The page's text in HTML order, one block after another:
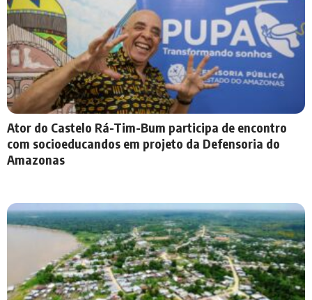
Ator do Castelo Rá-Tim-Bum participa de encontro
com socioeducandos em projeto da Defensoria do
Amazonas